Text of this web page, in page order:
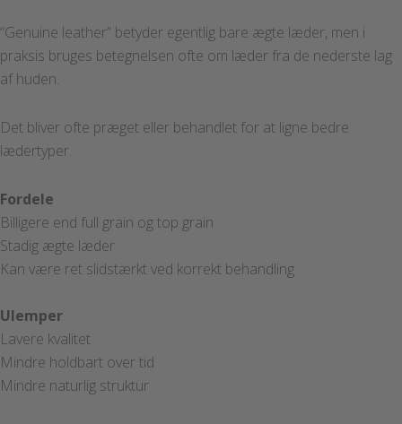
“Genuine leather” betyder egentlig bare ægte læder, men i
praksis bruges betegnelsen ofte om læder fra de nederste lag
af huden.
Det bliver ofte præget eller behandlet for at ligne bedre
lædertyper.
Fordele
Billigere end full grain og top grain
Stadig ægte læder
Kan være ret slidstærkt ved korrekt behandling
Ulemper
Lavere kvalitet
Mindre holdbart over tid
Mindre naturlig struktur